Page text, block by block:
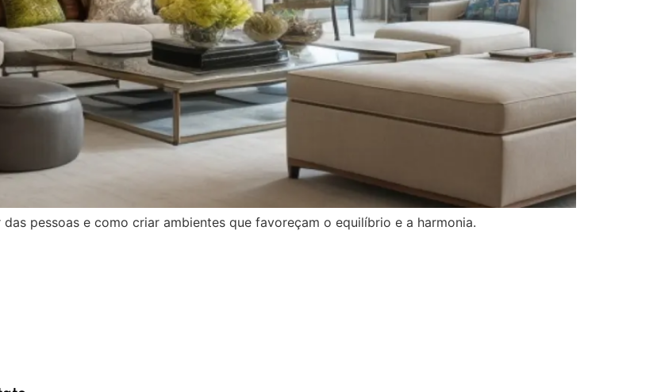
pessoas e como criar ambientes que favoreçam o equilíbrio e a harmonia.